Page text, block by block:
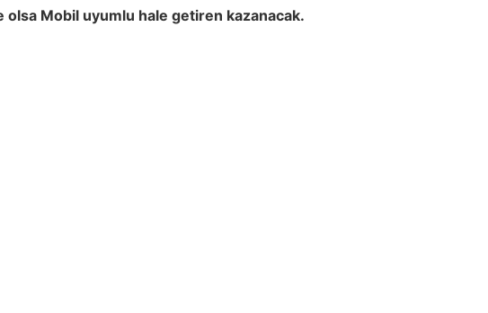
olsa Mobil uyumlu hale getiren kazanacak.